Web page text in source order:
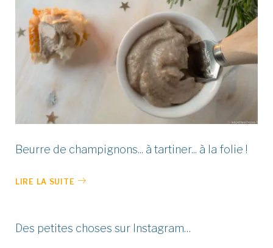
Beurre de champignons... à tartiner... à la folie !
LIRE LA SUITE
Des petites choses sur Instagram…